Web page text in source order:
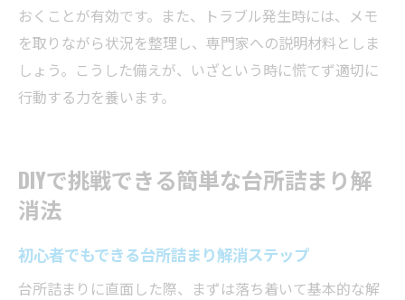
おくことが有効です。また、トラブル発生時には、メモ
を取りながら状況を整理し、専門家への説明材料としま
しょう。こうした備えが、いざという時に慌てず適切に
行動する力を養います。
DIYで挑戦できる簡単な台所詰まり解
消法
初心者でもできる台所詰まり解消ステップ
台所詰まりに直面した際、まずは落ち着いて基本的な解